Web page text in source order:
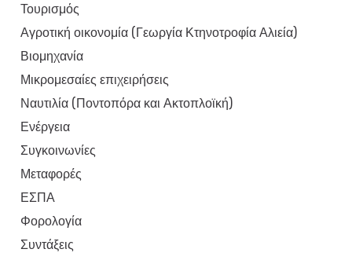
Τουρισμός
Αγροτική οικονομία (Γεωργία Κτηνοτροφία Αλιεία)
Βιομηχανία
Μικρομεσαίες επιχειρήσεις
Ναυτιλία (Ποντοπόρα και Ακτοπλοϊκή)
Ενέργεια
Συγκοινωνίες
Μεταφορές
ΕΣΠΑ
Φορολογία
Συντάξεις